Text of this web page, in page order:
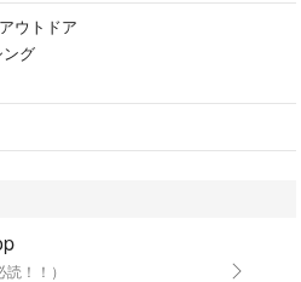
ウトドア
グ
！！）